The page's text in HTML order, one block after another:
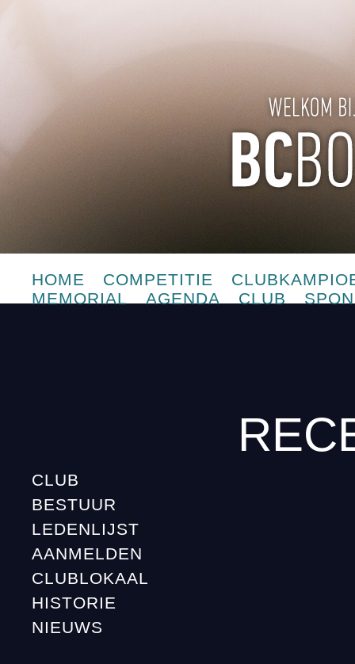
HOME COMPETITIE
MEMORIAL
AGENDA CLUB
CLUB
BESTUUR
LEDENLIJST
AANMELDEN
CLUBLOKAAL
HISTORIE
NIEUWS